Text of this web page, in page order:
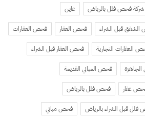
شركة فحص فلل بالرياض عاين
قبل الشراء فحص العقار فحص العقارات
العقارات التجارية فحص العقار قبل الشراء
فحص المباني القديمة
عقار فحص فلل بالرياض
قبل الشراء بالرياض فحص مباني